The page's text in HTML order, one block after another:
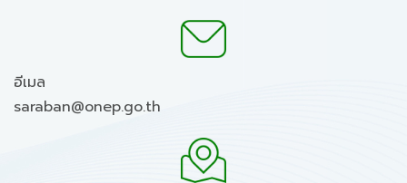
อีเมล
saraban@onep.go.th